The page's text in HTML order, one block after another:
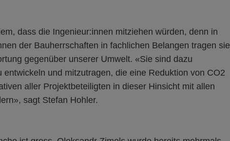
dass die Ingenieur:innen mitziehen würden, denn in
der Bauherrschaften in fachlichen Belangen tragen sie
gegenüber unserer Umwelt. «Sie sind dazu
entwickeln und mitzutragen, die eine Reduktion von CO2
aller Projektbeteiligten in dieser Hinsicht mit allen
sagt Stefan Hohler.